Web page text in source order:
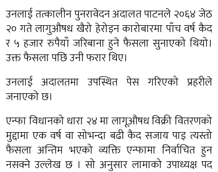
उनलाई तत्कालीन पुनरावेदन अदालत पाटनले २०६४ जेठ
२० गते लागुऔषध खैरो हेरोइन कारोबारमा पाँच वर्ष कैद
र ५ हजार रुपैयाँ जरिबाना हुने फैसला सुनाएको थियो।
उक्त फैसला पछि उनी फरार थिए।
उनलाई अदालतमा उपस्थित पेस गरिएको प्रहरीले
जनाएको छ।
एन्फा विधानको धारा २४ मा लागूऔषध विक्री वितरणको
मुद्दामा एक वर्ष वा सोभन्दा बढी कैद सजाय पाइ त्यस्तो
फैसला अन्तिम भएको व्यक्ति एन्फामा निर्वाचित हुन
नसक्ने उल्लेख छ । सो अनुसार लामाको उपाध्यक्ष पद